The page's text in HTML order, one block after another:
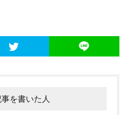
を書いた人